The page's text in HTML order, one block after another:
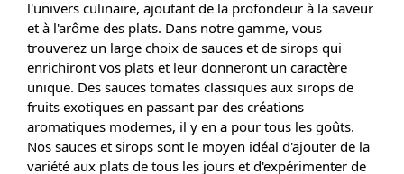
l'univers culinaire, ajoutant de la profondeur à la saveur
et à l'arôme des plats. Dans notre gamme, vous
trouverez un large choix de sauces et de sirops qui
enrichiront vos plats et leur donneront un caractère
unique. Des sauces tomates classiques aux sirops de
fruits exotiques en passant par des créations
aromatiques modernes, il y en a pour tous les goûts.
Nos sauces et sirops sont le moyen idéal d'ajouter de la
variété aux plats de tous les jours et d'expérimenter de